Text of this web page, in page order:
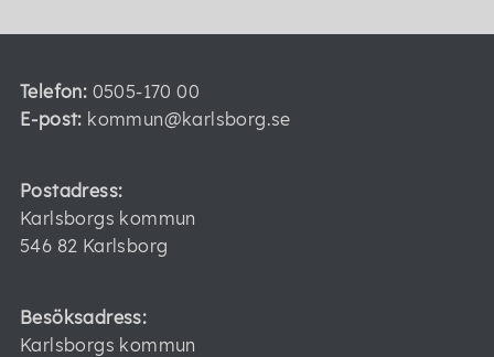
Telefon: 0505-170 00
E-post: kommun@karlsborg.se
Postadress:
Karlsborgs kommun
546 82 Karlsborg
Besöksadress:
Karlsborgs kommun